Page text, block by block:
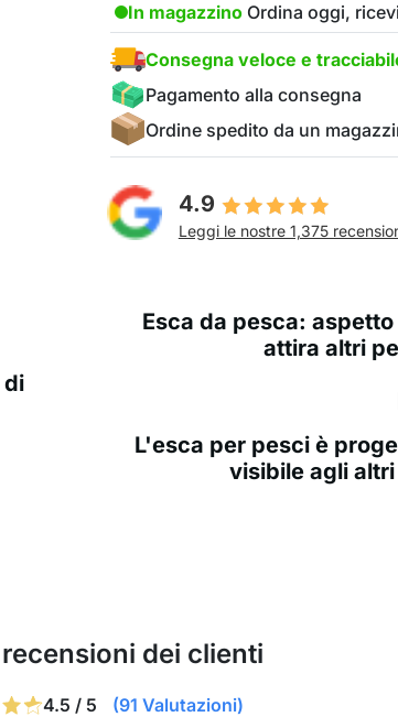
In magazzino Ordina oggi,
Consegna veloce e
Pagamento alla consegna
Ordine spedito da un
4.9
Leggi le nostre 1,375
Esca da pesca:
attira altri
di
L'esca per pesci è
visibile agli
dei clienti
4.5 / 5 (91 Valutazioni)